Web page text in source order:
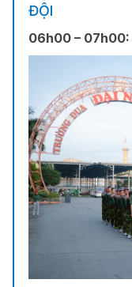
ĐỘI
06h00 – 07h00: